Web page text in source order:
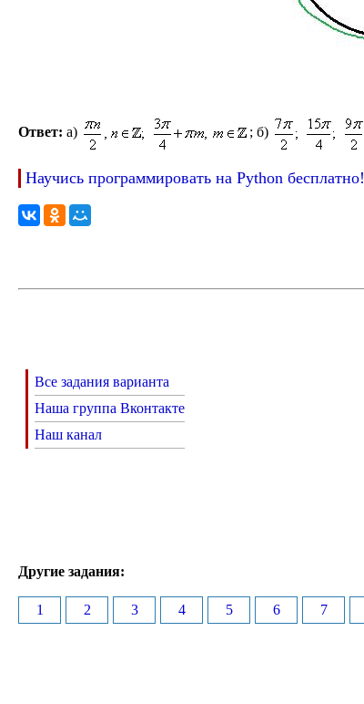
Ответ: а) ; б)
Научись программировать на Python бесплатно!
Все задания варианта
Наша группа Вконтакте
Наш канал
Другие задания:
1 2 3 4 5 6 7